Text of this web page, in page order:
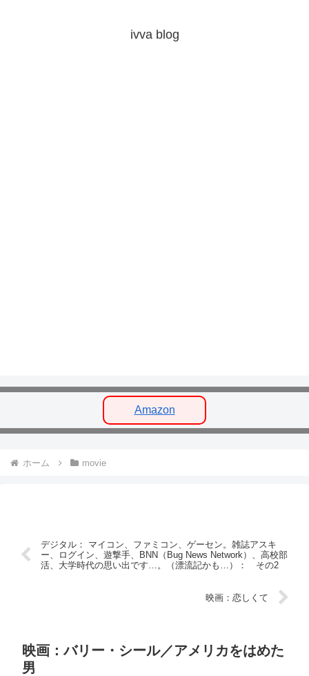
ivva blog
Amazon
ホーム movie
デジタル： マイコン、ファミコン、ゲーセン。雑誌アスキ
ー、ログイン、遊撃手、BNN（Bug News Network）、高校部
活、大学時代の思い出です…。（漂流記かも…）： その2
映画：恋しくて
映画：バリー・シール／アメリカをはめた
男